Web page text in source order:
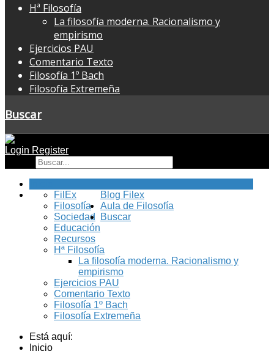
Hª Filosofía
La filosofía moderna. Racionalismo y
empirismo
Ejercicios PAU
Comentario Texto
Filosofía 1º Bach
Filosofía Extremeña
Buscar
Login Register
Blog Filex
FilEx
Filosofía
Sociedad
Educación
Recursos
Aula de Filosofía
Hª Filosofía
La filosofía moderna. Racionalismo y
empirismo
Ejercicios PAU
Comentario Texto
Filosofía 1º Bach
Filosofía Extremeña
Buscar
Está aquí:
Inicio